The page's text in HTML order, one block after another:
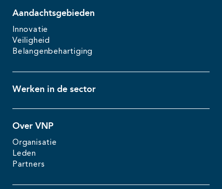
Aandachtsgebieden
Innovatie
Veiligheid
Belangenbehartiging
Werken in de sector
Over VNP
Organisatie
Leden
Partners